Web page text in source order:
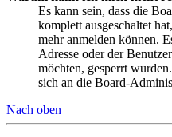
Es kann sein, dass die
komplett ausgeschaltet
mehr anmelden können.
Adresse oder der
möchten, gesperrt
sich an die Board-
Nach oben